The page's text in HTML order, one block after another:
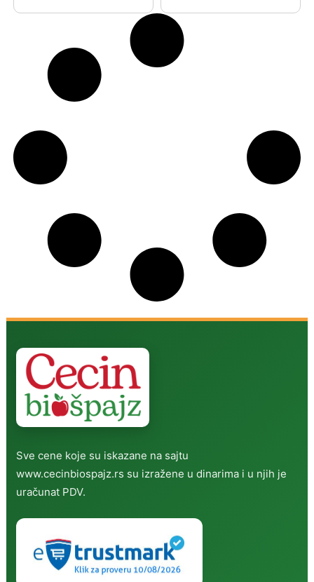
Sve cene koje su iskazane na sajtu
www.cecinbiospajz.rs su izražene u dinarima i u njih je
uračunat PDV.